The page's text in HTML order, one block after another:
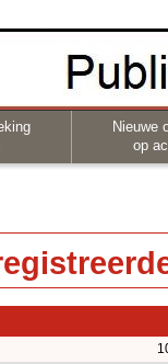
Nieuwe
op